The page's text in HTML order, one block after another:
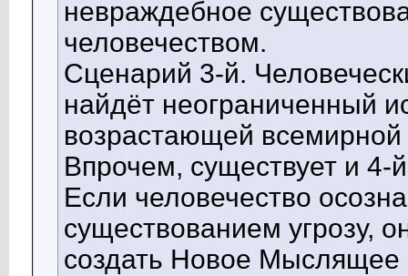
невраждебное
человечеством.
Сценарий 3-й.
найдёт неограниченный
возрастающей всемирной
Впрочем, существует и 4-
Если человечество
существованием угрозу,
создать Новое